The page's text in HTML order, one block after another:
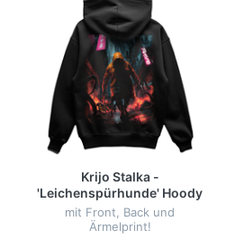
Krijo Stalka -
'Leichenspürhunde' Hoody
[schwarz]
mit Front, Back und
Ärmelprint!